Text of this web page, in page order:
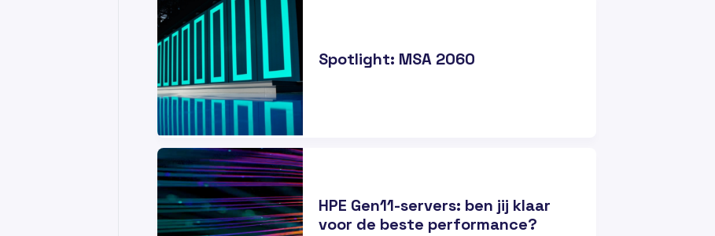
Spotlight: MSA 2060
HPE Gen11-servers: ben jij klaar
voor de beste performance?